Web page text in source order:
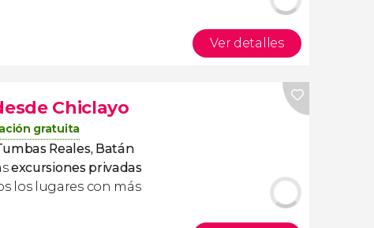
Ver detalles
Chiclayo
gratuita
Reales, Batán
excursiones privadas
los lugares con más